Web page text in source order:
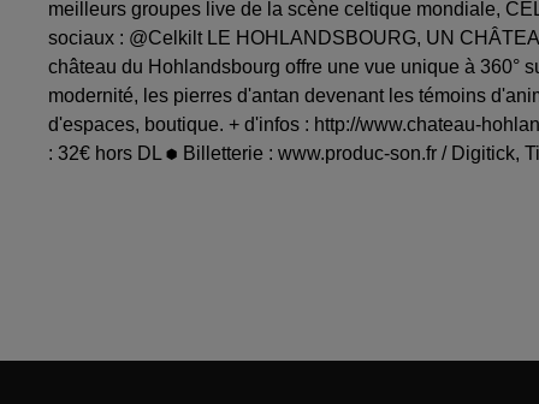
meilleurs groupes live de la scène celtique mondiale,
sociaux : @Celkilt LE HOHLANDSBOURG, UN
château du Hohlandsbourg offre une vue unique à 360°
modernité, les pierres d'antan devenant les témoins
d'espaces, boutique. + d'infos : http://www.chateau-
: 32€ hors DL ⬢ Billetterie : www.produc-son.fr / Digitick,